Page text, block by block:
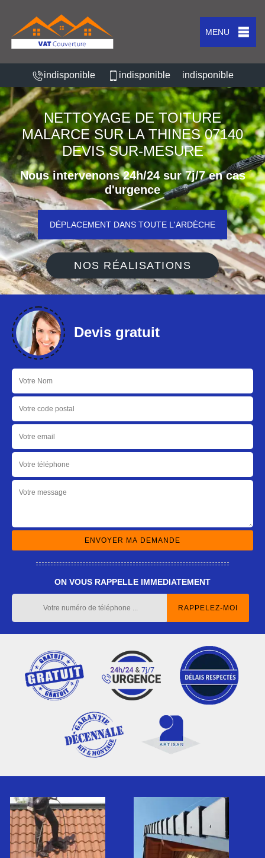
MENU
indisponible indisponible indisponible
NETTOYAGE DE TOITURE
MALARCE SUR LA THINES 07140
DEVIS SUR-MESURE
Nous intervenons 24h/24 sur 7j/7 en cas
d'urgence
DÉPLACEMENT DANS TOUTE L'ARDÈCHE
NOS RÉALISATIONS
Devis gratuit
ON VOUS RAPPELLE IMMEDIATEMENT